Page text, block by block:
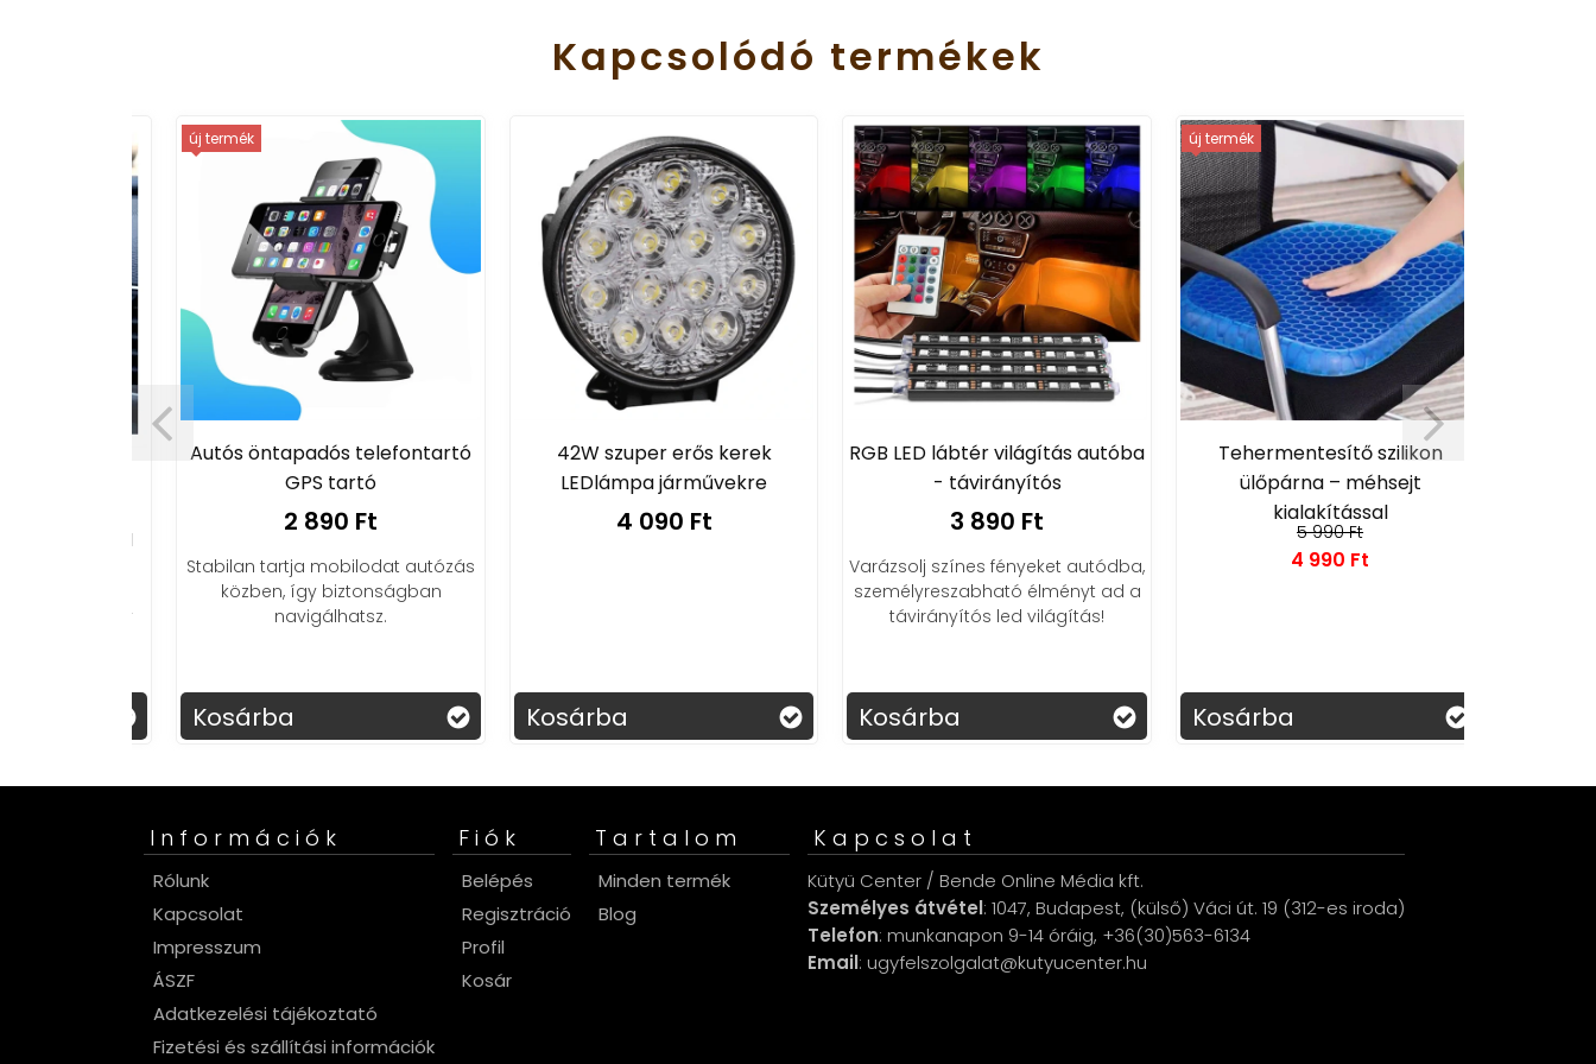
Kapcsolódó termékek
új termék
Autós öntapadós telefontartó
GPS tartó
2 890 Ft
Stabilan tartja mobilodat autózás
közben, így biztonságban
navigálhatsz.
Kosárba
42W szuper erős kerek
LEDlámpa járművekre
4 090 Ft
Kosárba
RGB LED lábtér világítás autóba
- távirányítós
3 890 Ft
Varázsolj színes fényeket autódba,
személyreszabható élményt ad a
távirányítós led világítás!
Kosárba
új termék
Tehermentesítő szilikon
ülőpárna – méhsejt
kialakítással
5 990 Ft
4 990 Ft
Kosárba
Információk
Rólunk
Kapcsolat
Impresszum
ÁSZF
Adatkezelési tájékoztató
Fizetési és szállítási információk
Fiók
Belépés
Regisztráció
Profil
Kosár
Tartalom
Minden termék
Blog
Kapcsolat
Kütyü Center / Bende Online Média kft.
Személyes átvétel: 1047, Budapest, (külső) Váci út. 19 (312-es iroda)
Telefon: munkanapon 9-14 óráig, +36(30)563-6134
Email: ugyfelszolgalat@kutyucenter.hu